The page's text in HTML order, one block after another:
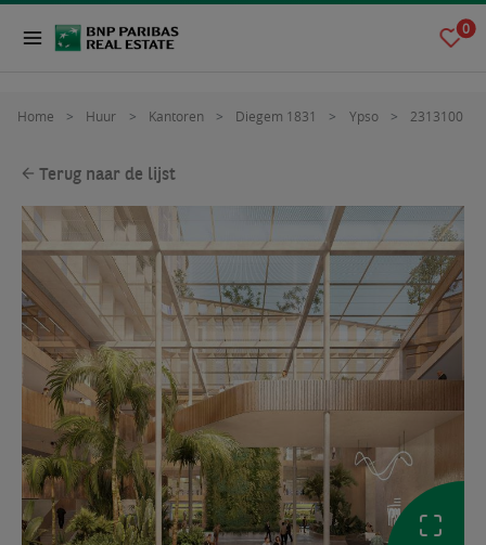
0
Home Huur Kantoren Diegem 1831 Ypso 2313100
Terug naar de lijst